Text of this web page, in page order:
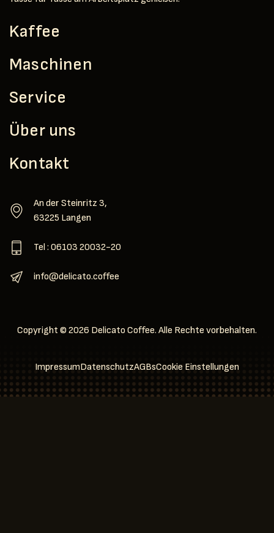
Kaffee
Maschinen
Service
Über uns
Kontakt
An der Steinritz 3,
63225 Langen
Tel : 06103 20032-20
info@delicato.coffee
Copyright © 2026 Delicato Coffee. Alle Rechte vorbehalten.
ImpressumDatenschutzAGBsCookie Einstellungen